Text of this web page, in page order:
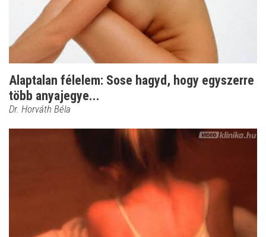
Alaptalan félelem: Sose hagyd, hogy egyszerre
több anyajegye...
Dr. Horváth Béla